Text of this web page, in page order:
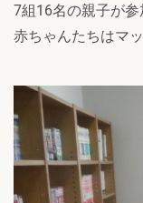
7組16名の親子が
赤ちゃんたちはマ